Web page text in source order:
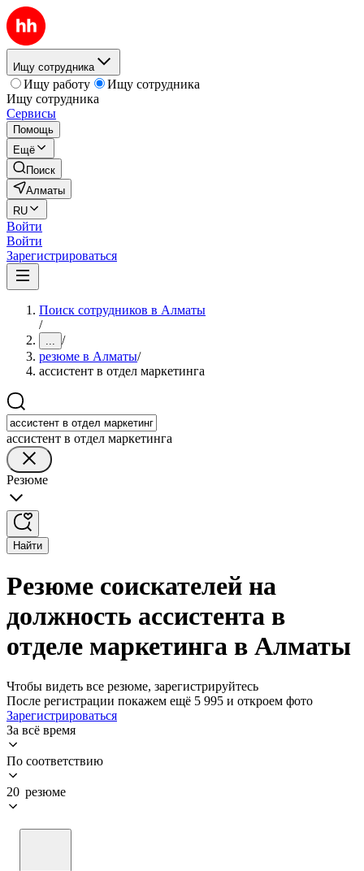
Ищу сотрудника
Ищу работу
Ищу сотрудника
Ищу сотрудника
Сервисы
Помощь
Ещё
Поиск
Алматы
RU
Войти
Войти
Зарегистрироваться
Поиск сотрудников в Алматы
/
... /
резюме в Алматы/
ассистент в отдел маркетинга
ассистент в отдел маркетинга
Резюме
Найти
Резюме соискателей на
должность ассистента в
отделе маркетинга в Алматы
Чтобы видеть все резюме, зарегистрируйтесь
После регистрации покажем ещё 5 995 и откроем фото
Зарегистрироваться
За всё время
По соответствию
20 резюме